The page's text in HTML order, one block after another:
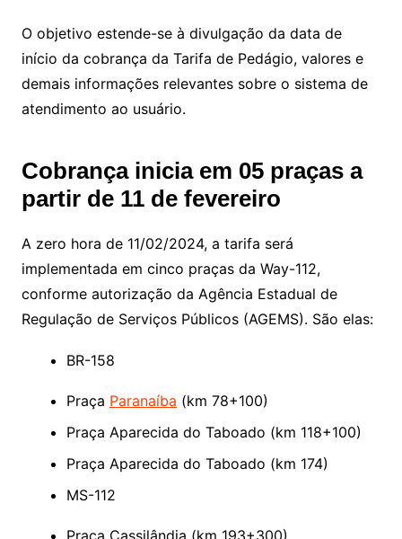
O objetivo estende-se à divulgação da data de
início da cobrança da Tarifa de Pedágio, valores e
demais informações relevantes sobre o sistema de
atendimento ao usuário.
Cobrança inicia em 05 praças a
partir de 11 de fevereiro
A zero hora de 11/02/2024, a tarifa será
implementada em cinco praças da Way-112,
conforme autorização da Agência Estadual de
Regulação de Serviços Públicos (AGEMS). São elas:
BR-158
Praça Paranaíba (km 78+100)
Praça Aparecida do Taboado (km 118+100)
Praça Aparecida do Taboado (km 174)
MS-112
Praça Cassilândia (km 193+300)